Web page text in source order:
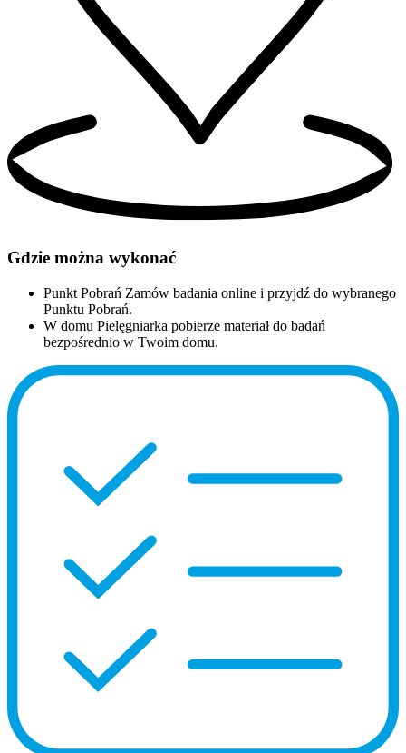
Gdzie można wykonać
Punkt Pobrań Zamów badania online i przyjdź do wybranego
Punktu Pobrań.
W domu Pielęgniarka pobierze materiał do badań
bezpośrednio w Twoim domu.